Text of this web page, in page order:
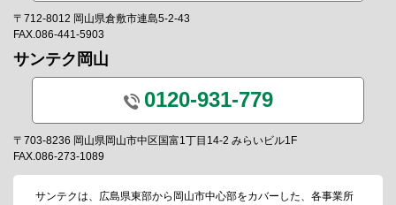
〒712-8012 岡山県倉敷市連島5-2-43
FAX.086-441-5903
サンテク岡山
0120-931-779
〒703-8236 岡山県岡山市中区国富1丁目14-2 みらいビル1F
FAX.086-273-1089
サンテクは、広島県東部から岡山市中心部をカバーした、各事業所